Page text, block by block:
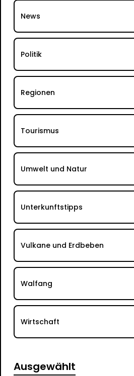
News
Politik
Regionen
Tourismus
Umwelt und Natur
Unterkunftstipps
Vulkane und Erdbeben
Walfang
Wirtschaft
Ausgewählt